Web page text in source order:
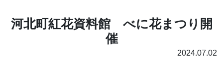
河北町紅花資料館 べに花まつり開
催
2024.07.02